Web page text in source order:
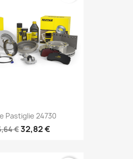
Pastiglie 24730
€32,82 €